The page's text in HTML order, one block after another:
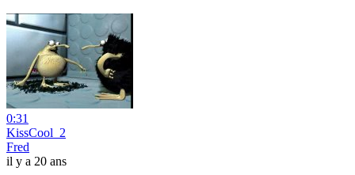
0:31
KissCool_2
Fred
il y a 20 ans